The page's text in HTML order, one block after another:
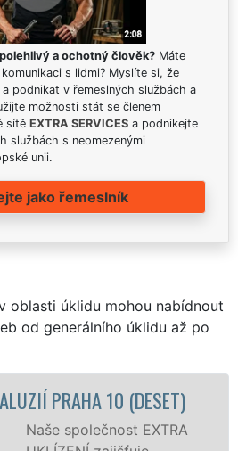
a ochotný člověk? Máte
s lidmi? Myslíte si, že
podnikat v řemeslných službách a
možnosti stát se členem
sítě EXTRA SERVICES a podnikejte
službách s neomezenými
unii.
jako řemeslník
oblasti úklidu mohou nabídnout
od generálního úklidu až po
MYTÍ OKENNÍCH RÁMŮ A
10 (DESET)